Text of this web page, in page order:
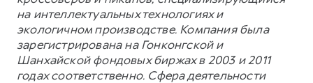
на интеллектуальных технологиях и
экологичном производстве. Компания была
зарегистрирована на Гонконгской и
Шанхайской фондовых биржах в 2003 и 2011
годах соответственно. Сфера деятельности